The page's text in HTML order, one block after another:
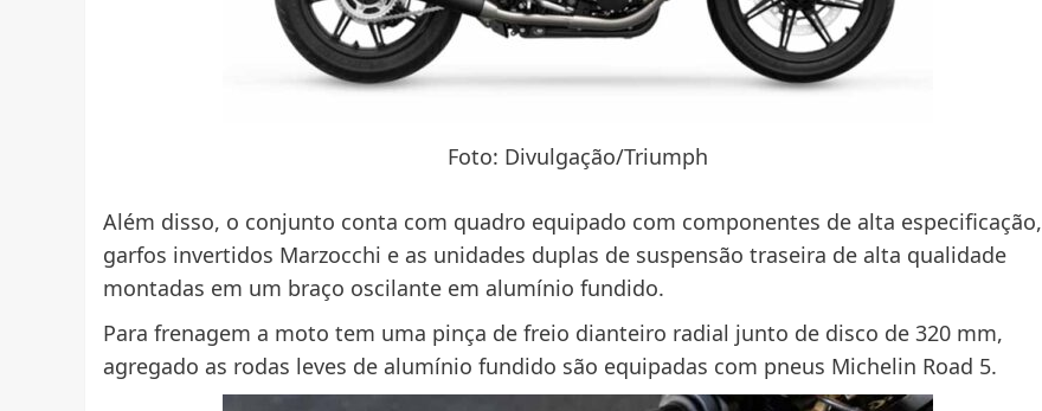
Foto: Divulgação/Triumph
Além disso, o conjunto conta com quadro equipado com componentes de alta especificação,
garfos invertidos Marzocchi e as unidades duplas de suspensão traseira de alta qualidade
montadas em um braço oscilante em alumínio fundido.
Para frenagem a moto tem uma pinça de freio dianteiro radial junto de disco de 320 mm,
agregado as rodas leves de alumínio fundido são equipadas com pneus Michelin Road 5.